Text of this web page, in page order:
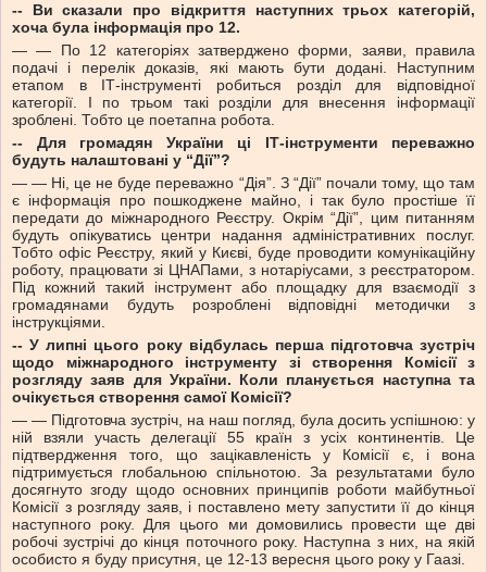
-- Ви сказали про відкриття наступних трьох категорій,
хоча була інформація про 12.
— — По 12 категоріях затверджено форми, заяви, правила
подачі і перелік доказів, які мають бути додані. Наступним
етапом в ІТ-інструменті робиться розділ для відповідної
категорії. І по трьом такі розділи для внесення інформації
зроблені. Тобто це поетапна робота.
-- Для громадян України ці ІТ-інструменти переважно
будуть налаштовані у “Дії”?
— — Ні, це не буде переважно “Дія”. З “Дії” почали тому, що там
є інформація про пошкоджене майно, і так було простіше її
передати до міжнародного Реєстру. Окрім “Дії”, цим питанням
будуть опікуватись центри надання адміністративних послуг.
Тобто офіс Реєстру, який у Києві, буде проводити комунікаційну
роботу, працювати зі ЦНАПами, з нотаріусами, з реєстратором.
Під кожний такий інструмент або площадку для взаємодії з
громадянами будуть розроблені відповідні методички з
інструкціями.
-- У липні цього року відбулась перша підготовча зустріч
щодо міжнародного інструменту зі створення Комісії з
розгляду заяв для України. Коли планується наступна та
очікується створення самої Комісії?
— — Підготовча зустріч, на наш погляд, була досить успішною: у
ній взяли участь делегації 55 країн з усіх континентів. Це
підтвердження того, що зацікавленість у Комісії є, і вона
підтримується глобальною спільнотою. За результатами було
досягнуто згоду щодо основних принципів роботи майбутньої
Комісії з розгляду заяв, і поставлено мету запустити її до кінця
наступного року. Для цього ми домовились провести ще дві
робочі зустрічі до кінця поточного року. Наступна з них, на якій
особисто я буду присутня, це 12-13 вересня цього року у Гаазі.